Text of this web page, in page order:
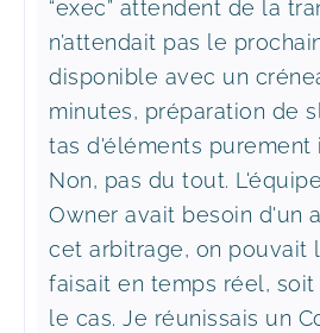
“exec” attendent de la
n’attendait pas le
disponible avec un
minutes, préparation de
tas d'éléments purement
Non, pas du tout.
Owner avait besoin d'un
cet arbitrage, on pouvait
faisait en temps réel,
le cas. Je réunissais un